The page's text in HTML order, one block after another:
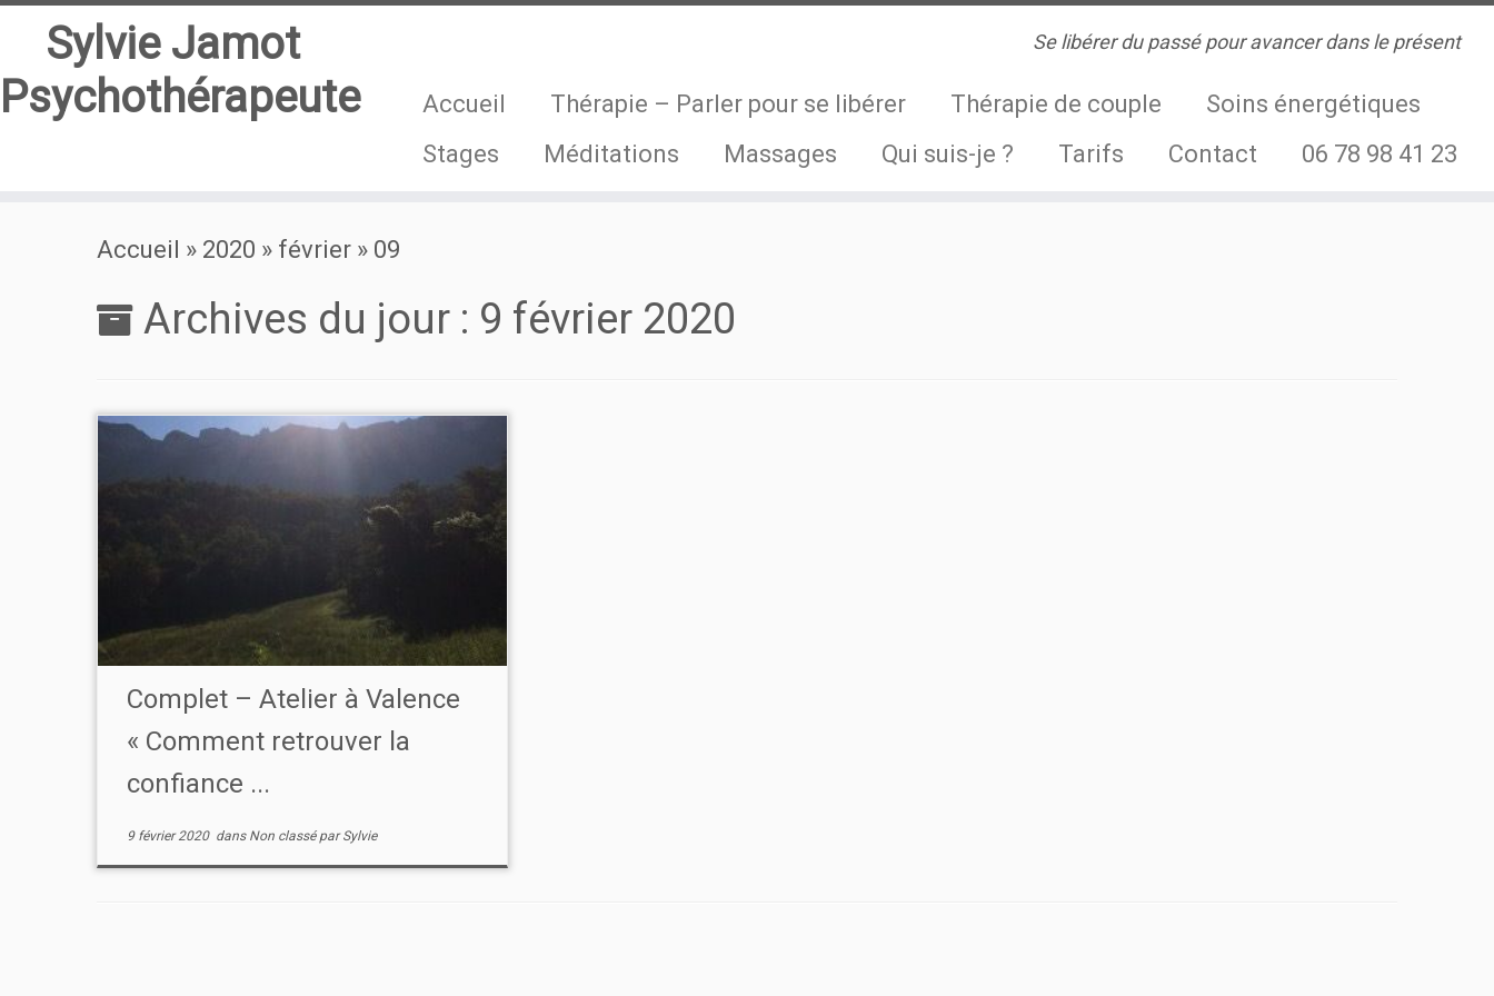
Sylvie Jamot
Psychothérapeute
Se libérer du passé pour avancer dans le présent
Accueil Thérapie – Parler pour se libérer Thérapie de couple
Soins énergétiques
Stages
Méditations Massages Qui suis-je ? Tarifs Contact 06 78 98 41 23
Accueil » 2020 » février » 09
Archives du jour : 9 février 2020
Complet – Atelier à Valence
« Comment retrouver la
confiance ...
9 février 2020dans Non classé parSylvie